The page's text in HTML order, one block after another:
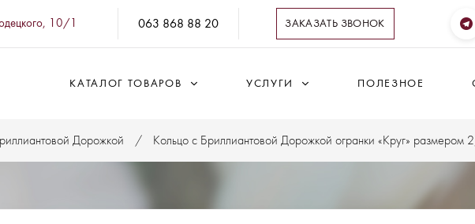
10/1 063 868 88 20 ЗАКАЗАТЬ ЗВОНОК
КАТАЛОГ ТОВАРОВ УСЛУГИ ПОЛЕЗНОЕ
Дорожкой Кольцо с Бриллиантовой Дорожкой огранки «Круг»